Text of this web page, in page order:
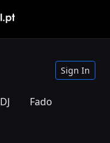
Sign In
DJ
Fado